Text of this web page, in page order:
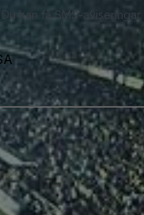
Du kan få SMS-